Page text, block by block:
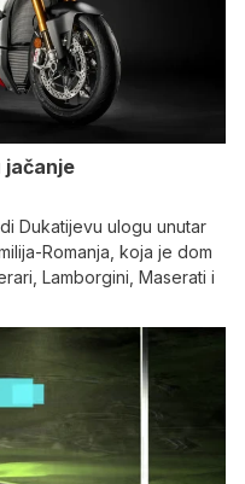
jačanje
Dukatijevu ulogu unutar
Romanja, koja je dom
Lamborgini, Maserati i